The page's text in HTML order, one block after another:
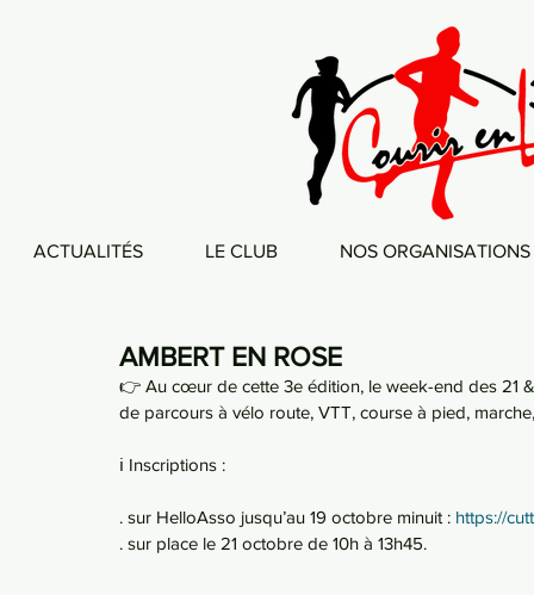
ACTUALITÉS LE CLUB NOS ORGANISATIONS
AMBERT EN ROSE
👉 Au cœur de cette 3e édition, le week-end des 21
de parcours à vélo route, VTT, course à pied,
ℹ️ Inscriptions :
. sur HelloAsso jusqu’au 19 octobre minuit : https://
. sur place le 21 octobre de 10h à 13h45.